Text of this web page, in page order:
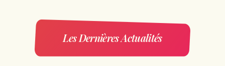
Les Dernières Actualités